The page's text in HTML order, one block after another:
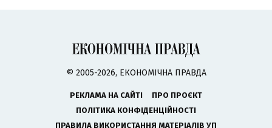
© 2005-2026, ЕКОНОМІЧНА ПРАВДА
РЕКЛАМА НА САЙТІ
ПРО ПРОЄКТ
ПОЛІТИКА КОНФІДЕНЦІЙНОСТІ
ПРАВИЛА ВИКОРИСТАННЯ МАТЕРІАЛІВ УП